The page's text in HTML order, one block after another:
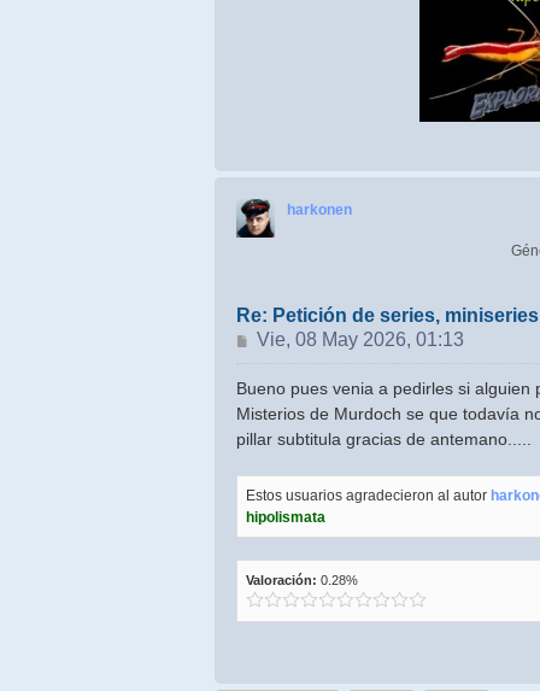
harkonen
Re: Petición de series,
Mensaje
Vie, 08 May 2026, 01:13
Bueno pues venia a pedirles si
Misterios de Murdoch se que todavía
pillar subtitula gracias de antemano.....
Estos usuarios agradecieron al autor
hipolismata
Valoración: 0.28%